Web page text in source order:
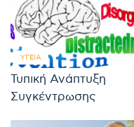
ΥΓΕΊΑ
Τυπική Ανάπτυξη
Συγκέντρωσης